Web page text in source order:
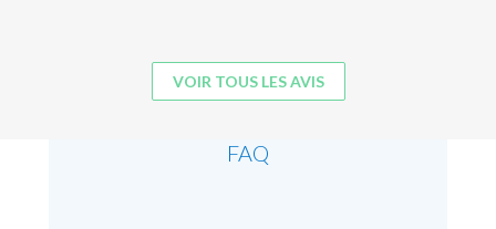
VOIR TOUS LES AVIS
FAQ